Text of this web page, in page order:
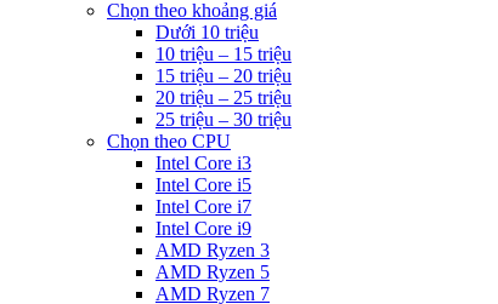
Chọn theo khoảng giá
Dưới 10 triệu
10 triệu – 15 triệu
15 triệu – 20 triệu
20 triệu – 25 triệu
25 triệu – 30 triệu
Chọn theo CPU
Intel Core i3
Intel Core i5
Intel Core i7
Intel Core i9
AMD Ryzen 3
AMD Ryzen 5
AMD Ryzen 7